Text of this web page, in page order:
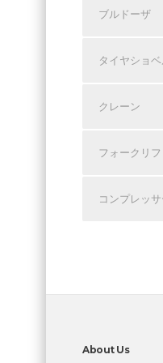
ブルドーザ
タイヤショ
クレーン
フォークリフ
コンプレッサ
About Us